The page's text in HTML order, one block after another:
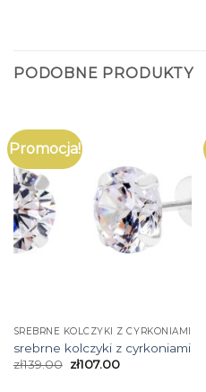
PODOBNE PRODUKTY
Promocja!
SREBRNE KOLCZYKI Z CYRKONIAMI
srebrne kolczyki z cyrkoniami
zł139.00 zł107.00